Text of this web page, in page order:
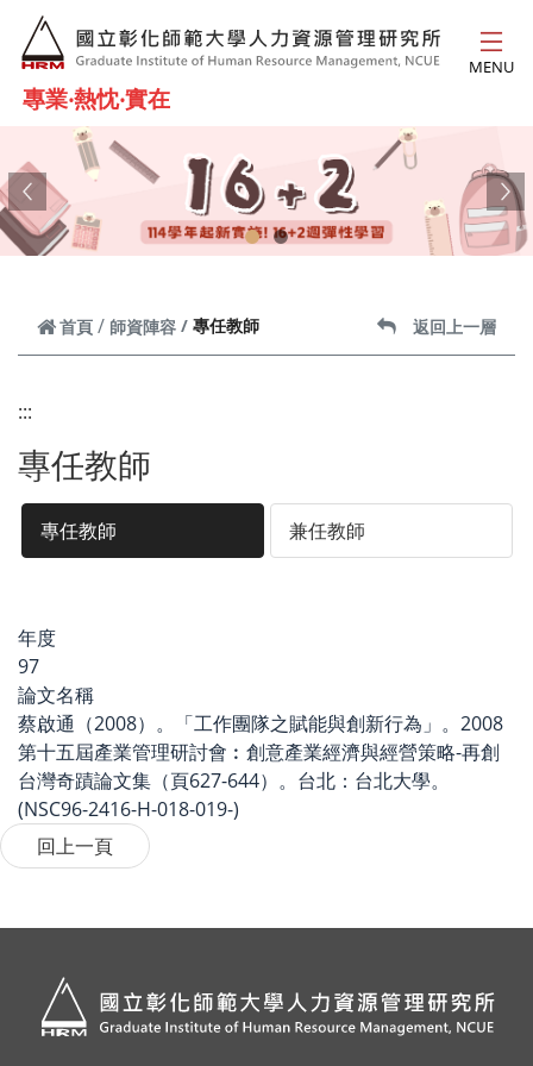
跳到主要內容
專業‧熱忱‧實在
MENU
Previous
首頁 師資陣容 專任教師 返回上一層
:::
專任教師
專任教師 兼任教師
年度
97
論文名稱
蔡啟通（2008）。「工作團隊之賦能與創新行為」。2008
第十五屆產業管理研討會︰創意產業經濟與經營策略-再創
台灣奇蹟論文集（頁627-644）。台北：台北大學。
(NSC96-2416-H-018-019-)